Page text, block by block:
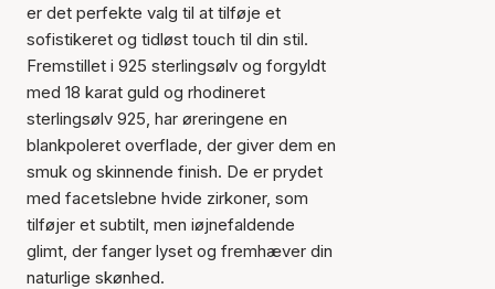
er det perfekte valg til at tilføje et
sofistikeret og tidløst touch til din stil.
Fremstillet i 925 sterlingsølv og forgyldt
med 18 karat guld og rhodineret
sterlingsølv 925, har øreringene en
blankpoleret overflade, der giver dem en
smuk og skinnende finish. De er prydet
med facetslebne hvide zirkoner, som
tilføjer et subtilt, men iøjnefaldende
glimt, der fanger lyset og fremhæver din
naturlige skønhed.